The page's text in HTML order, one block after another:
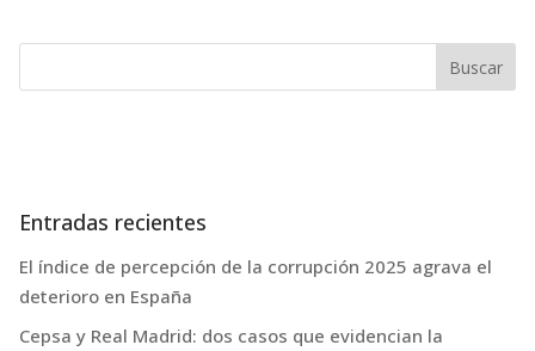
Entradas recientes
El índice de percepción de la corrupción 2025 agrava el
deterioro en España
Cepsa y Real Madrid: dos casos que evidencian la